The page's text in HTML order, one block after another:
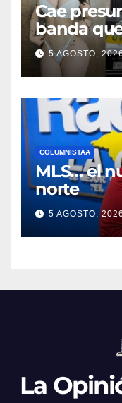
Cae
banda
Karely
5 AGOSTO,
COLUMNISTAA
MLS… el
norte
5 AGOSTO,
La